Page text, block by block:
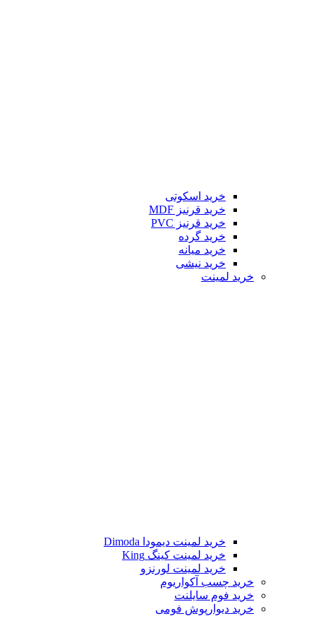
خرید اسکوتی
خرید قرنیز MDF
خرید قرنیز PVC
خرید گرده
خرید میانه
خرید نیشی
خرید لمینت
خرید لمینت دیمودا Dimoda
خرید لمینت کینگ King
خرید لمینت لورنزو
خرید چسب آکواریوم
خرید فوم سایلنت
خرید دیوارپوش فومی